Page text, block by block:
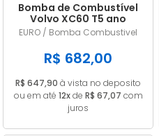
Bomba de Combustível
Volvo XC60 T5 ano
2015/... em diante
A2C53325536
EURO / Bomba Combustivel
R$ 682,00
R$ 647,90 à vista no deposito
ou em até 12xde R$ 67,07 com
juros